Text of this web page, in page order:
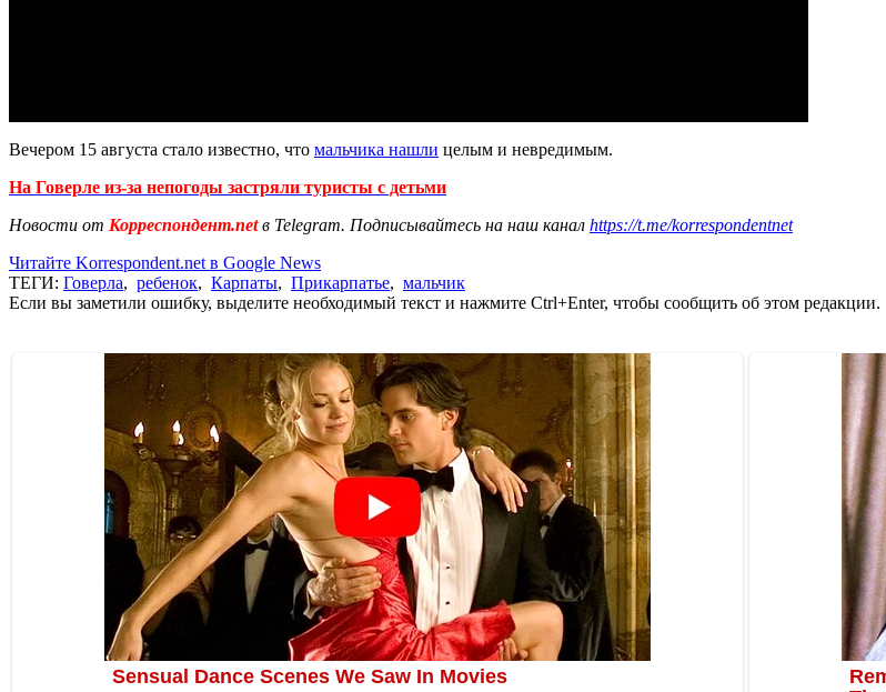
Вечером 15 августа стало известно, что мальчика нашли целым и невредимым.
На Говерле из-за непогоды застряли туристы с детьми
Новости от Корреспондент.netв Telegram. Подписывайтесь на наш канал https://t.me/korrespondentnet
Читайте Korrespondent.net в Google News
ТЕГИ: Говерла, ребенок, Карпаты, Прикарпатье, мальчик
Если вы заметили ошибку, выделите необходимый текст и нажмите Ctrl+Enter, чтобы сообщить об этом редакции.